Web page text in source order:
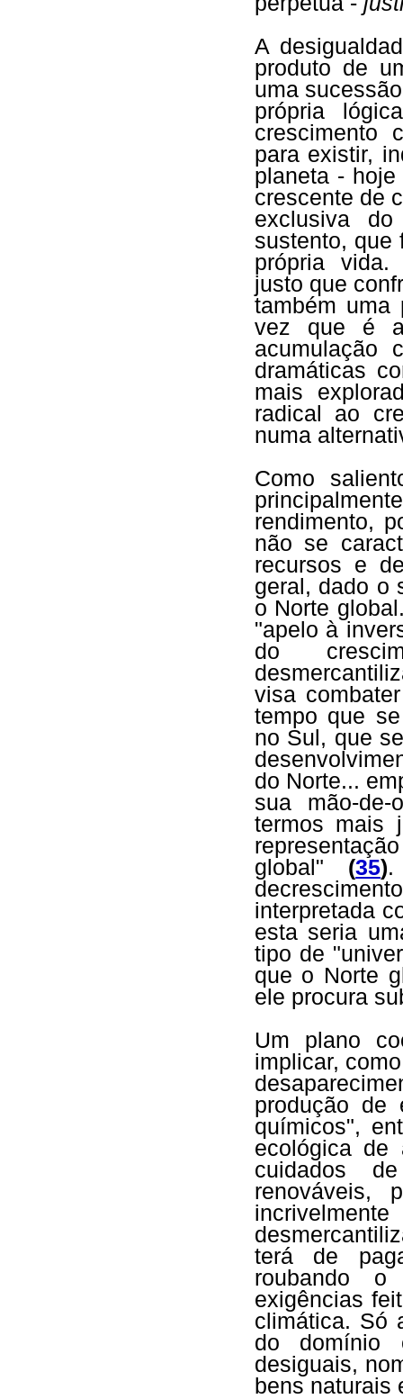
A
produto de
uma
própria
crescimento
para existir,
planeta -
crescente de
exclusiva
sustento, que
própria vida.
justo que
também uma
vez que é a
acumulação
dramáticas
mais
radical ao
numa
Como
rendimento,
não se
recursos e
geral, dado o
o Norte
"apelo à
do
visa
tempo que
no Sul, que
do Norte...
sua mão-
termos mais
global" (35).
interpretada
esta seria
tipo de
que o Norte
ele procura
Um plano
implicar,
produção de
químicos",
ecológica de
cuidados
renováveis,
terá de
roubando
exigências
climática. Só
do domínio
desiguais,
bens naturais